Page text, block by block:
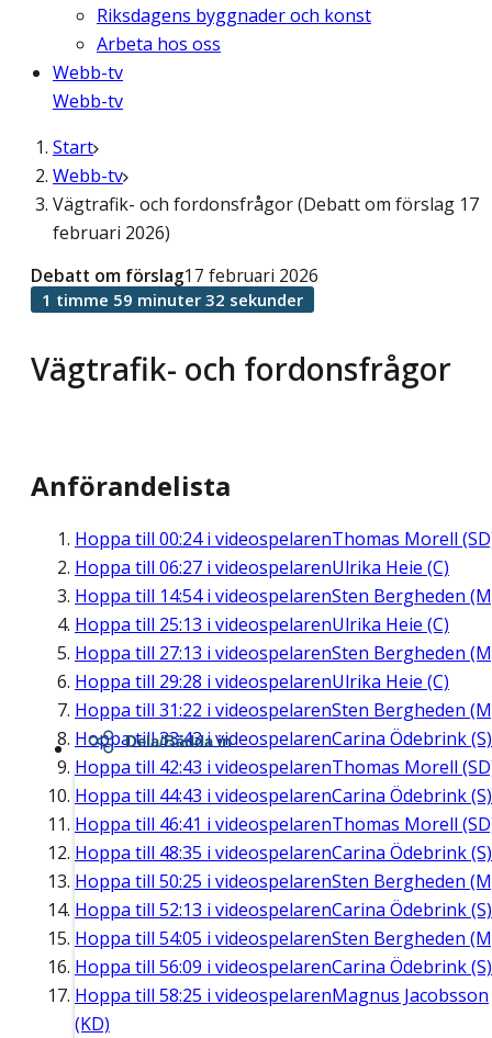
Riksdagens byggnader och konst
Arbeta hos oss
Webb-tv
Webb-tv
Start
Webb-tv
Vägtrafik- och fordonsfrågor (Debatt om förslag 17
februari 2026)
Vägtrafik- och fordonsfrågor
Debatt om förslag17 februari 2026
1 timme 59 minuter 32 sekunder
Anförandelista
Hoppa till 00:24i videospelarenThomas Morell
Hoppa till 06:27 i videospelarenUlrika Heie (C)
Hoppa till 14:54i videospelarenSten Bergheden
Hoppa till 25:13 i videospelarenUlrika Heie (C)
Hoppa till 27:13 i videospelarenSten Bergheden
Hoppa till 29:28 i videospelarenUlrika Heie (C)
Hoppa till 31:22 i videospelarenSten Bergheden
Hoppa till33:43i videospelarenCarina Ödebrink (S)
Hoppa till 42:43 i videospelarenThomas Morell
Hoppa till 44:43 i videospelarenCarina Ödebrink (S)
Hoppa till 46:41 i videospelarenThomas Morell
Hoppa till 48:35 i videospelarenCarina Ödebrink (S)
Hoppa till 50:25 i videospelarenSten Bergheden
Hoppa till 52:13 i videospelarenCarina Ödebrink (S)
Hoppa till 54:05 i videospelarenSten Bergheden
Hoppa till 56:09 i videospelarenCarina Ödebrink (S)
Hoppa till 58:25 i videospelarenMagnus Jacobsson
(KD)
Dela/Bädda in